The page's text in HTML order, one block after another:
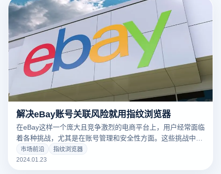
解决eBay账号关联风险就用指纹浏览器
在eBay这样一个庞大且竞争激烈的电商平台上，用户经常面临
着各种挑战，尤其是在账号管理和安全性方面。这些挑战中的
许多可以通过使用指纹浏览器得到有效解决。特别是对于eBay
商家而言，利用指纹浏览器，如云登指纹浏览器，可以显著提
市场前沿
指纹浏览器
2024.01.23